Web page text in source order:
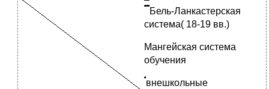
Бель-Ланкастерская
система( 18-19 вв.)
Мангейская система
обучения
внешкольные